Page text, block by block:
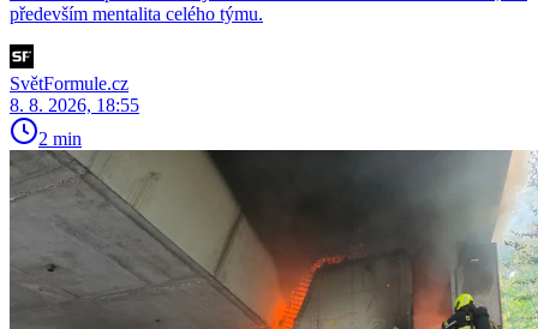
především mentalita celého týmu.
SvětFormule.cz
8. 8. 2026, 18:55
2 min